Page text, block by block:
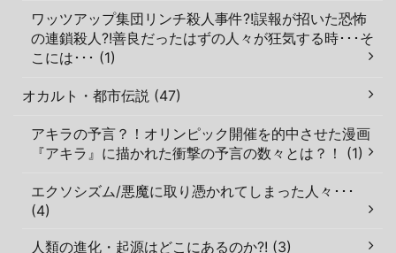
ワッツアップ集団リンチ殺人事件?!誤報が招いた恐怖
の連鎖殺人?!善良だったはずの人々が狂気する時･･･そ
こには･･･ (1)
オカルト・都市伝説 (47)
アキラの予言？！オリンピック開催を的中させた漫画
『アキラ』に描かれた衝撃の予言の数々とは？！ (1)
エクソシズム/悪魔に取り憑かれてしまった人々･･･
(4)
人類の進化・起源はどこにあるのか?! (3)